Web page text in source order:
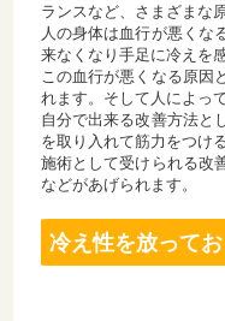
ランスなど、さまざまな
人の身体は血行が悪くな
来なくなり手足に冷えを
この血行が悪くなる原因
れます。そして人によっ
自分で出来る改善方法と
を取り入れて筋力をつけ
施術として受けられる改
などがあげられます。
冷え性を放って